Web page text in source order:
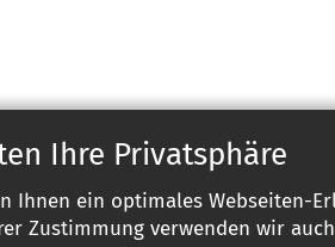
Ihre Privatsphäre
Ihnen ein optimales Webseiten-
Zustimmung verwenden wir